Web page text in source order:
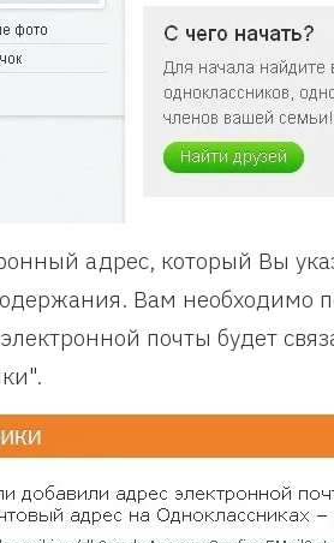
адрес, который Вы
Вам необходимо
почты будет